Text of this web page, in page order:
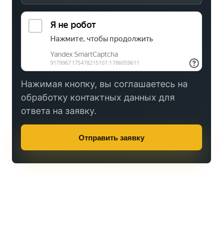
Нажимая кнопку, вы соглашаетесь на
обработку контактных данных для
ответа на заявку.
Отправить заявку